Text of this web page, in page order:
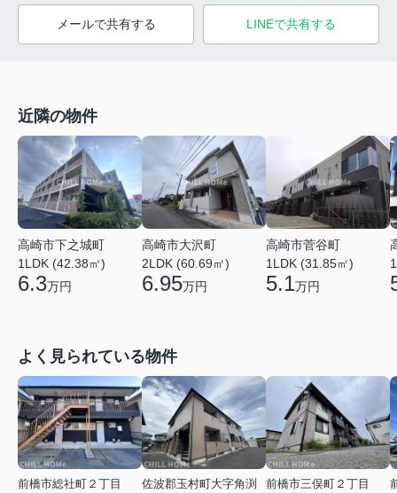
メールで共有する LINEで共有する
近隣の物件
高崎市下之城町
1LDK (42.38㎡)
6.3万円
高崎市大沢町
2LDK (60.69㎡)
6.95万円
高崎市菅谷町
1LDK (31.85㎡)
5.1万円
よく見られている物件
前橋市総社町２丁目
佐波郡玉村町大字角渕
前橋市三俣町２丁目